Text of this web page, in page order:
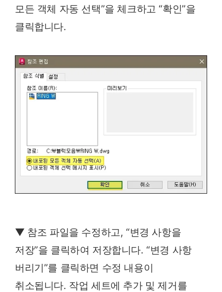
모든 객체 자동 선택”을 체크하고 “확인”을
클릭합니다.
▼ 참조 파일을 수정하고, “변경 사항을
저장”을 클릭하여 저장합니다. “변경 사항
버리기”를 클릭하면 수정 내용이
취소됩니다. 작업 세트에 추가 및 제거를